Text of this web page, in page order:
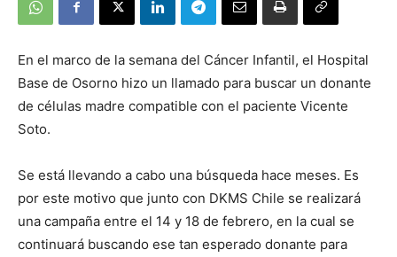
En el marco de la semana del Cáncer Infantil, el Hospital
Base de Osorno hizo un llamado para buscar un donante
de células madre compatible con el paciente Vicente
Soto.
Se está llevando a cabo una búsqueda hace meses. Es
por este motivo que junto con DKMS Chile se realizará
una campaña entre el 14 y 18 de febrero, en la cual se
continuará buscando ese tan esperado donante para